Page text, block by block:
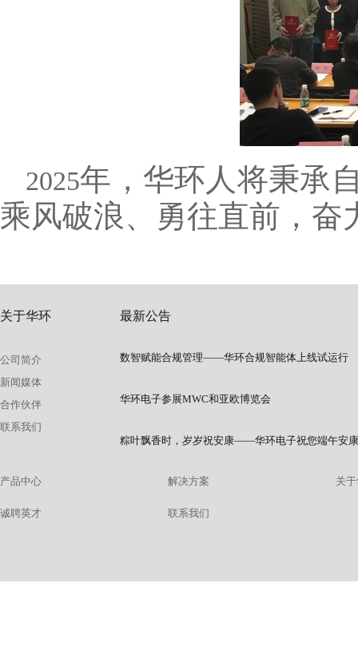
2025年，华环人将秉承
乘风破浪、勇往直前，奋
关于华环
公司简介
新闻媒体
合作伙伴
联系我们
最新公告
数智赋能合规管理——华环合规智能体上线试运行
华环电子参展MWC和亚欧博览会
粽叶飘香时，岁岁祝安康——华环电子祝您端午安康
产品中心 解决方案 关
诚聘英才 联系我们